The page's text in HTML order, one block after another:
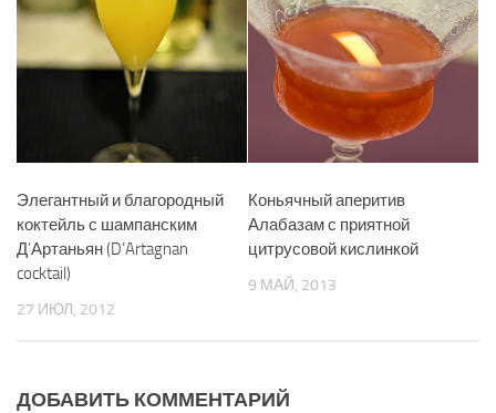
Элегантный и благородный
коктейль с шампанским
Д’Артаньян (D’Artagnan
cocktail)
27 ИЮЛ, 2012
Коньячный аперитив
Алабазам с приятной
цитрусовой кислинкой
9 МАЙ, 2013
ДОБАВИТЬ КОММЕНТАРИЙ